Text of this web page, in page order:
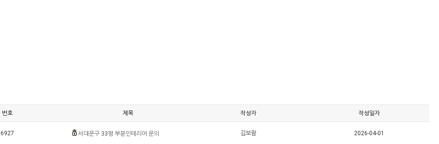
번호 제목 작성자 작성일자
6927 서대문구 33평 부분인테리어 문의 김보람 2026-04-01